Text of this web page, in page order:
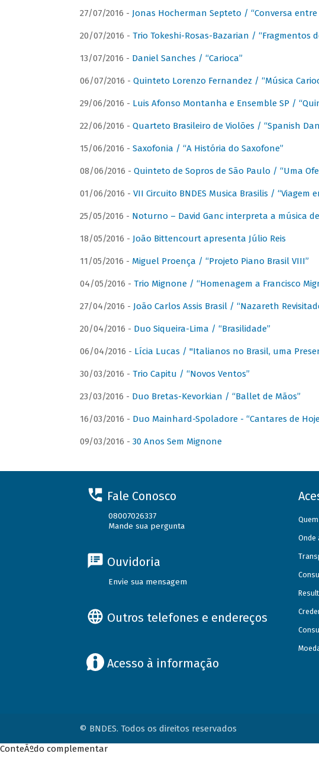
27/07/2016 - Jonas Hocherman Septeto / “Conversa entre
20/07/2016 - Trio Tokeshi-Rosas-Bazarian / “Fragmentos
13/07/2016 - Daniel Sanches / “Carioca”
06/07/2016 - Quinteto Lorenzo Fernandez / “Música
29/06/2016 - Luis Afonso Montanha e Ensemble SP /
22/06/2016 - Quarteto Brasileiro de Violões / “Spanish
15/06/2016 - Saxofonia / “A História do Saxofone”
08/06/2016 - Quinteto de Sopros de São Paulo / “Uma
01/06/2016 - VII Circuito BNDES Musica Brasilis / “Viagem
25/05/2016 - Noturno – David Ganc interpreta a música
18/05/2016 - João Bittencourt apresenta Júlio Reis
11/05/2016 - Miguel Proença / “Projeto Piano Brasil VIII”
04/05/2016 - Trio Mignone / “Homenagem a Francisco
27/04/2016 - João Carlos Assis Brasil / “Nazareth
20/04/2016 - Duo Siqueira-Lima / “Brasilidade”
06/04/2016 - Lícia Lucas / "Italianos no Brasil, uma
30/03/2016 - Trio Capitu / “Novos Ventos”
23/03/2016 - Duo Bretas-Kevorkian / “Ballet de Mãos”
16/03/2016 - Duo Mainhard-Spoladore - “Cantares de
09/03/2016 - 30 Anos Sem Mignone
Fale Conosco
08007026337
Mande sua pergunta
Ouvidoria
Envie sua mensagem
Outros telefones e endereços
Acesso à informação
Onde
© BNDES. Todos os direitos reservados
ConteÃºdo complementar